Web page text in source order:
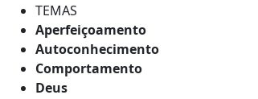
TEMAS
Aperfeiçoamento
Autoconhecimento
Comportamento
Deus